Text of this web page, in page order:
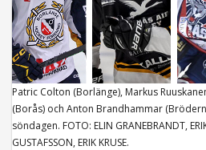
Patric Colton (Borlänge), Markus
(Borås) och Anton Brandhammar
söndagen. FOTO: ELIN GRANEBRANDT,
GUSTAFSSON, ERIK KRUSE.